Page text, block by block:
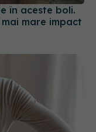
în aceste boli.
mare impact